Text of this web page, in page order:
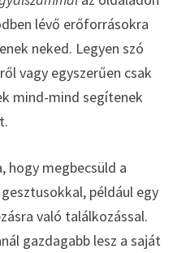
lévő erőforrásokra
neked. Legyen szó
vagy egyszerűen csak
mind-mind segítenek
hogy megbecsüld a
például egy
való találkozással.
gazdagabb lesz a saját